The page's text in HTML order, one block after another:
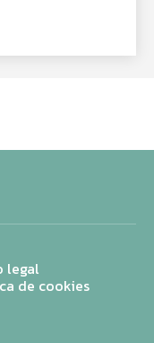
legal
de cookies